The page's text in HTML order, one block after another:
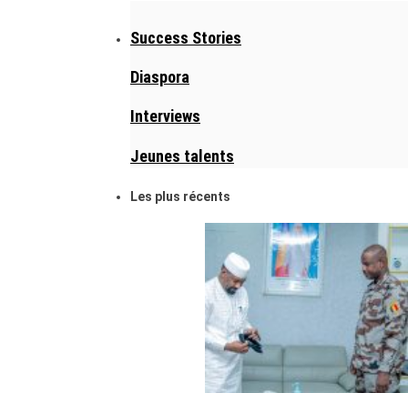
Success Stories
Diaspora
Interviews
Jeunes talents
Les plus récents